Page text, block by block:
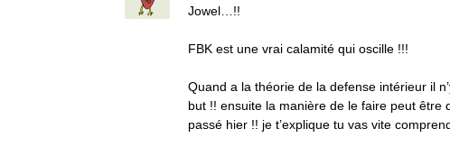
Jowel…!!
FBK est une vrai calamité qui oscille !!!
Quand a la théorie de la defense intérieur il
but !! ensuite la manière de le faire peut être
passé hier !! je t’explique tu vas vite